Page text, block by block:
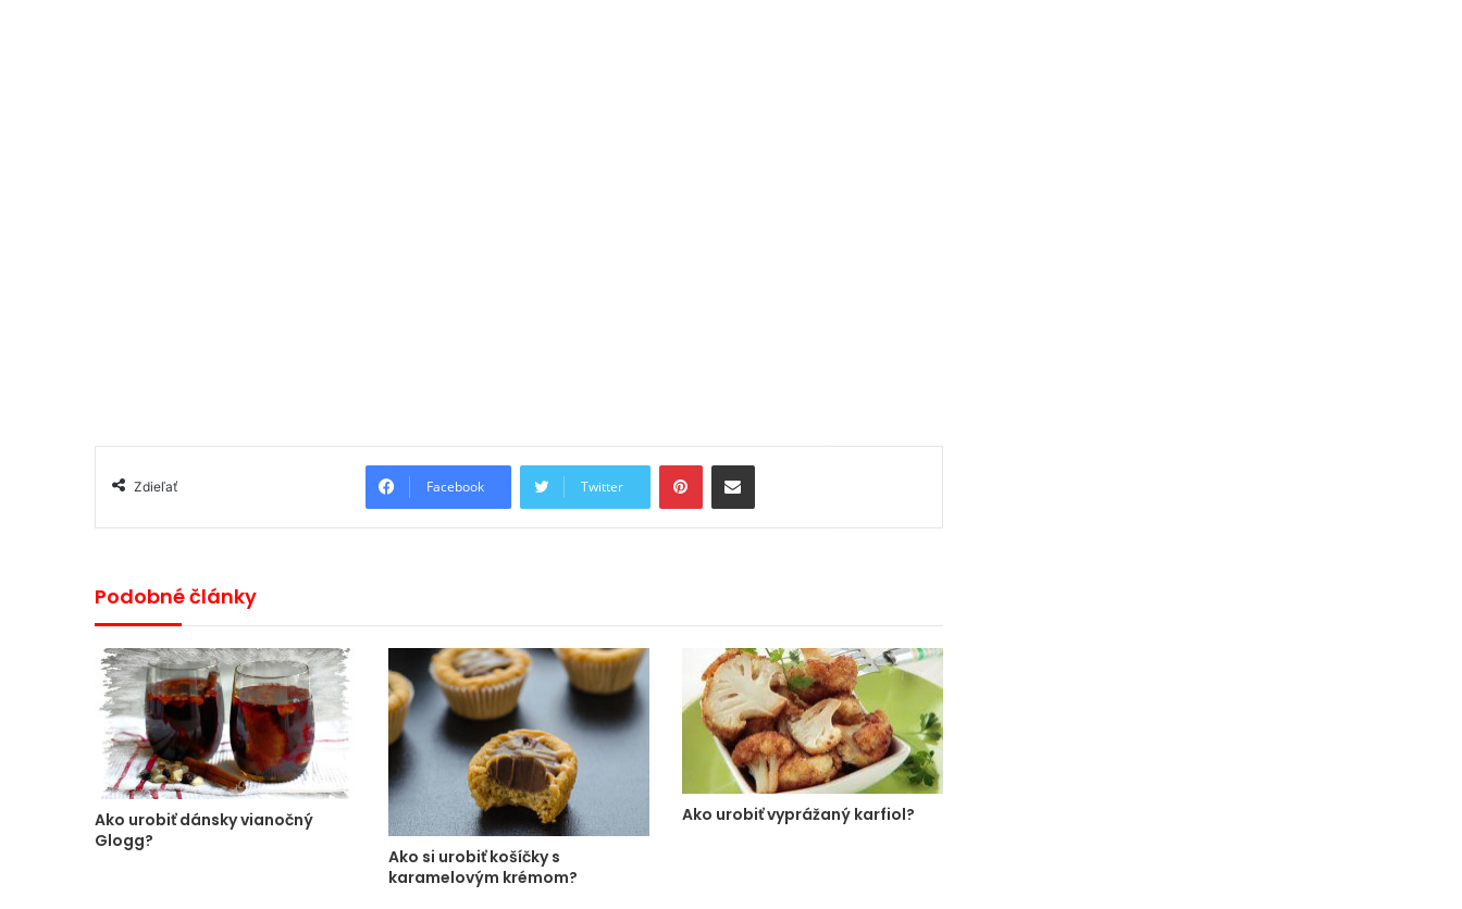
Zdieľať Facebook Twitter
PinterestShare via Email
Podobné články
Ako urobiť dánsky vianočný
Glogg?
Ako si urobiť košíčky s
karamelovým krémom?
Ako urobiť vyprážaný karfiol?